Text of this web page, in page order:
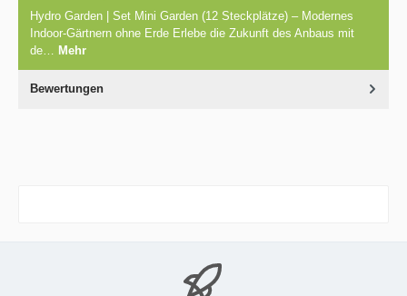
Hydro Garden | Set Mini Garden (12 Steckplätze) – Modernes
Indoor-Gärtnern ohne Erde Erlebe die Zukunft des Anbaus mit
de… Mehr
Bewertungen